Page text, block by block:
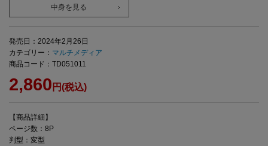
中身を見る
発売日：2024年2月26日
カテゴリー： マルチメディア
商品コード：TD051011
2,860 円(税込)
【商品詳細】
ページ数：8P
判型：変型